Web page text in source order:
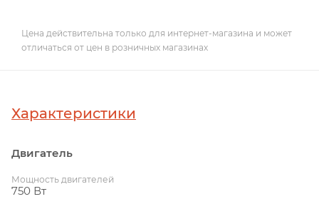
Цена действительна только для интернет-магазина и может
отличаться от цен в розничных магазинах
Характеристики
Двигатель
Мощность двигателей
750 Вт